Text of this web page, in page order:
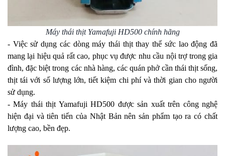
Máy thái thịt Yamafuji HD500 chính hãng
- Việc sử dụng các dòng máy thái thịt thay thế sức lao động đã
mang lại hiệu quả rất cao, phục vụ được nhu cầu nội trợ trong gia
đình, đặc biệt trong các nhà hàng, các quán phở cần thái thịt sống,
thịt tái với số lượng lớn, tiết kiệm chi phí và thời gian cho người
sử dụng.
- Máy thái thịt Yamafuji HD500 được sản xuất trên công nghệ
hiện đại và tiên tiến của Nhật Bản nên sản phẩm tạo ra có chất
lượng cao, bền đẹp.